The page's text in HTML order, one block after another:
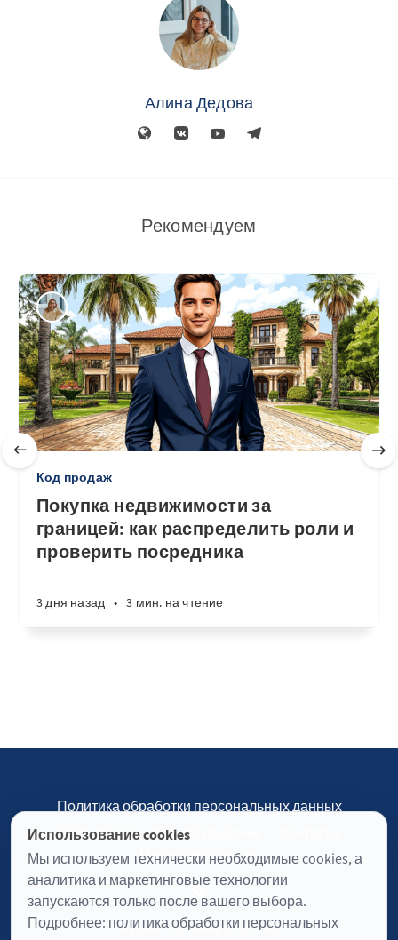
Алина Дедова
Рекомендуем
Код продаж
Покупка недвижимости за
границей: как распределить роли и
проверить посредника
3 дня назад • 3 мин. на чтение
Использование cookies
Мы используем технически необходимые cookies, а
аналитика и маркетинговые технологии
запускаются только после вашего выбора.
Подробнее: политика обработки персональных
Политика обработки персональных данных
Пользовательское соглашение
Настройки cookies
Журнал «Отинофф» © 2026